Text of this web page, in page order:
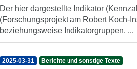
Der hier dargestellte Indikator
(Forschungsprojekt am Robert Koch-
beziehungsweise Indikatorgruppen. ...
2025-03-31 Berichte und sonstige Texte